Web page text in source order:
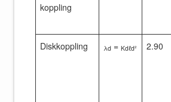
koppling
Diskkoppling
λd =Kdℓd² 2.90